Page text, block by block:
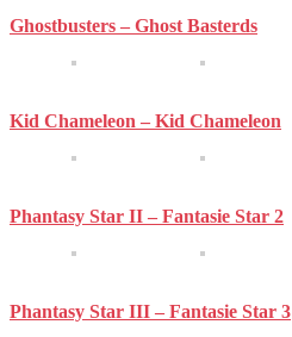
Ghostbusters – Ghost Basterds
Kid Chameleon – Kid Chameleon
Phantasy Star II – Fantasie Star 2
Phantasy Star III – Fantasie Star 3